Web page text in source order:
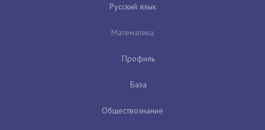
Русский язык
Математика
Профиль
База
Обществознание